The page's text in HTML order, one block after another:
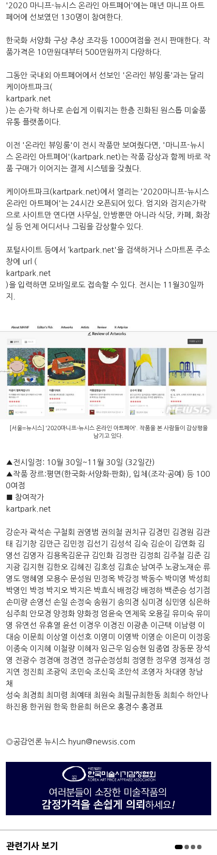
'2020 마니프-뉴시스 온라인 아트페어'에는 매년 마니프 아트
페어에 선보였던 130명이 참여한다.
한국화 서양화 구상 추상 조각등 1000여점을 전시 판매한다. 작
품가격은 10만원대부터 500만원까지 다양하다.
그동안 국내외 아트페어에서 선보인 '온라인 뷰잉룸'과는 달리
케이아트파크(
kartpark.net
)는 손가락 하나로 손쉽게 이뤄지는 한층 진화된 원스톱 미술품
유통 플랫폼이다.
이전 '온라인 뷰잉룸'이 전시 작품만 보여줬다면, '마니프-뉴시
스 온라인 아트페어'(kartpark.net)는 작품 감상과 함께 바로 작
품 구매가 이어지는 결제 시스템을 갖췄다.
케이아트파크(kartpark.net)에서 열리는 '2020마니프-뉴시스
온라인 아트페어'는 24시간 오픈되어 있다. 엄지와 검지손가락
으로 사이트만 연다면 사무실, 안방뿐만 아니라 식당, 카페, 화장
실 등 언제 어디서나 그림을 감상할수 있다.
포털사이트 등에서 ‘kartpark.net'을 검색하거나 스마트폰 주소
창에 url (
kartpark.net
)을 입력하면 모바일로도 접속할 수 있다. 전시는 11월30일까
지.
[서울=뉴시스] '2020마니프-뉴시스 온라인 아트페어'. 작품을 본 사람들이 감상평을
남기고 있다.
▲전시일정: 10월 30일~11월 30일 (32일간)
▲작품 장르:평면(한국화·서양화·판화), 입체(조각·공예) 등 100
0여점
■ 참여작가
kartpark.net
강순자 곽석손 구철회 권영범 권의철 권치규 김경민 김경원 김관
태 김기창 김만근 김민정 김선기 김성석 김숙 김순이 김연화 김
영선 김영자 김용옥김운규 김인화 김정란 김정희 김주철 김준 김
지광 김지현 김한오 김혜진 김호성 김효순 남여주 노광노재순 류
영도 맹혜영 모용수 문성원 민정옥 박강정 박동수 박미영 박성희
박영인 박정 박지오 박지은 박효식 배정강 배정하 백준승 성기점
손미량 손영선 손일 손정숙 송원기 송의경 심미경 심민영 심은하
심주희 안모경 양정화 양화정 엄윤숙 연제욱 오용길 유미숙 유미
영 유연선 유휴열 윤선 이경우 이경진 이광춘 이근택 이남령 이
대승 이문희 이상열 이선호 이영미 이영박 이영순 이은미 이정웅
이종숙 이지혜 이철량 이혜자 임근우 임승현 임종엽 장동문 장석
영 전광수 정경애 정경연 정규순정성희 정영한 정우영 정재성 정
지연 정진희 조광익 조민숙 조신욱 조안석 조영자 차대영 창남
채
성숙 최경희 최미령 최예태 최원숙 최필규최한동 최희수 하안나
하진용 한귀원 한욱 한윤희 허은오 홍경수 홍경표
◎공감언론 뉴시스 hyun@newsis.com
관련기사 보기